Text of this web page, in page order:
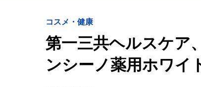
コスメ・健康
第一三共ヘルスケア
ンシーノ薬用ホワイ